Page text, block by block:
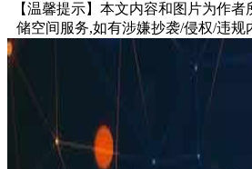
【温馨提示】本文内容和图片为作
储空间服务,如有涉嫌抄袭/侵权/违规